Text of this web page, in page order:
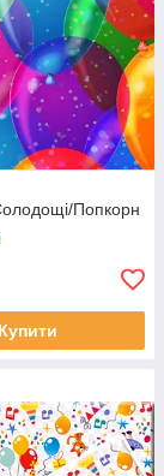
Попкорн
Купити